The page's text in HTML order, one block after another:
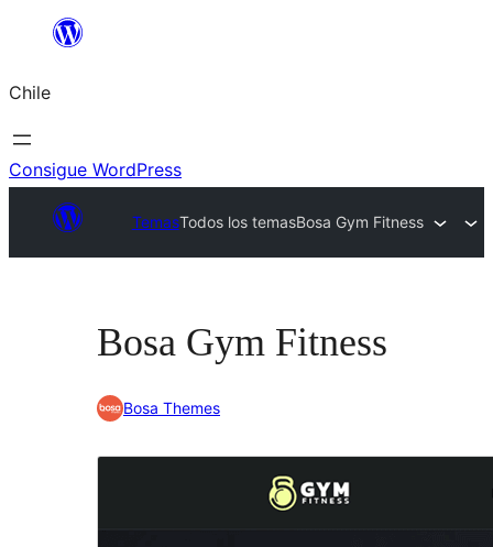
Saltar
contenido
Chile
Consigue WordPress
TemasTodos los temasBosa Gym Fitness
Bosa Gym Fitness
Bosa Themes